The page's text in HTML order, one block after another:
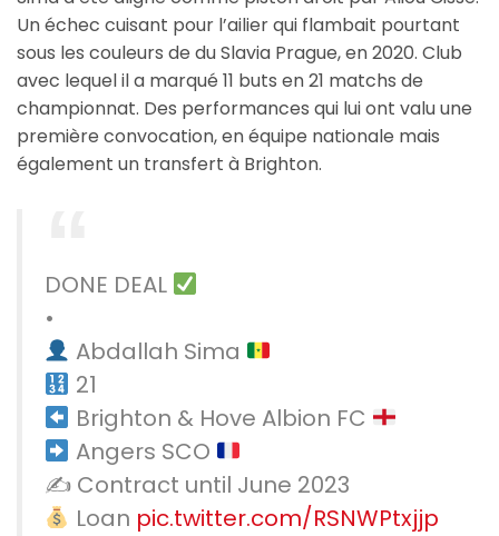
Un échec cuisant pour l’ailier qui flambait pourtant
sous les couleurs de du Slavia Prague, en 2020. Club
avec lequel il a marqué 11 buts en 21 matchs de
championnat. Des performances qui lui ont valu une
première convocation, en équipe nationale mais
également un transfert à Brighton.
DONE DEAL
•
Abdallah Sima
21
Brighton & Hove Albion FC
Angers SCO
✍️ Contract until June 2023
Loan pic.twitter.com/RSNWPtxjjp